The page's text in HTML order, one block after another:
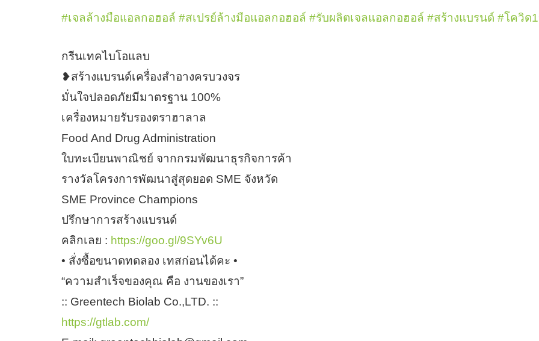
#เจลล้างมือแอลกอฮอล์ #สเปรย์ล้างมือแอลกอฮอล์ #รับผลิตเจลแอลกอฮอล์ #สร้างแบรนด์ #โควิด
กรีนเทคไบโอแลบ
❥สร้างแบรนด์เครื่องสำอางครบวงจร
มั่นใจปลอดภัยมีมาตรฐาน 100%
เครื่องหมายรับรองตราฮาลาล
Food And Drug Administration
ใบทะเบียนพาณิชย์ จากกรมพัฒนาธุรกิจการค้า
รางวัลโครงการพัฒนาสู่สุดยอด SME จังหวัด
SME Province Champions
ปรึกษาการสร้างแบรนด์
คลิกเลย : https://goo.gl/9SYv6U
• สั่งซื้อขนาดทดลอง เทสก่อนได้คะ •
“ความสำเร็จของคุณ คือ งานของเรา”
:: Greentech Biolab Co.,LTD. ::
https://gtlab.com/